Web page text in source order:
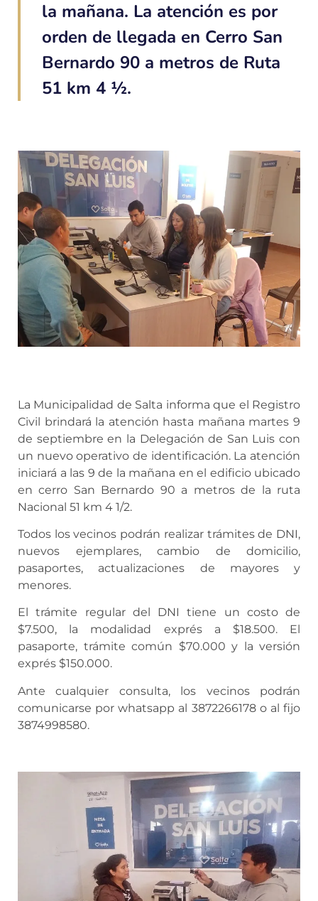
la mañana. La atención es por
orden de llegada en Cerro San
Bernardo 90 a metros de Ruta
51 km 4 ½.
La Municipalidad de Salta informa que el Registro
Civil brindará la atención hasta mañana martes 9
de septiembre en la Delegación de San Luis con
un nuevo operativo de identificación. La atención
iniciará a las 9 de la mañana en el edificio ubicado
en cerro San Bernardo 90 a metros de la ruta
Nacional 51 km 4 1/2.
Todos los vecinos podrán realizar trámites de DNI,
nuevos ejemplares, cambio de domicilio,
pasaportes, actualizaciones de mayores y
menores.
El trámite regular del DNI tiene un costo de
$7.500, la modalidad exprés a $18.500. El
pasaporte, trámite común $70.000 y la versión
exprés $150.000.
Ante cualquier consulta, los vecinos podrán
comunicarse por whatsapp al 3872266178 o al fijo
3874998580.